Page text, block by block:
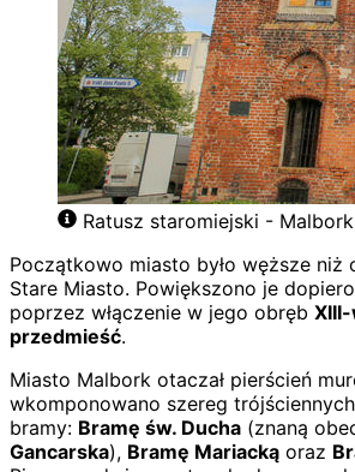
Ratusz staromiejski - Malbork
Początkowo miasto było węższe niż
Stare Miasto. Powiększono je
poprzez włączenie w jego obręb
przedmieść.
Miasto Malbork otaczał pierścień
wkomponowano szereg
bramy: Bramę św. Ducha (znaną
Gancarska), Bramę Mariacką oraz